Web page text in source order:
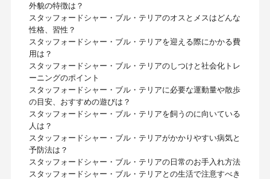
外貌の特徴は？
スタッフォードシャー・ブル・テリアのオスとメスはどんな
性格、習性？
スタッフォードシャー・ブル・テリアを迎える際にかかる費
用は？
スタッフォードシャー・ブル・テリアのしつけと社会化トレ
ーニングのポイント
スタッフォードシャー・ブル・テリアに必要な運動量や散歩
の目安、おすすめの遊びは？
スタッフォードシャー・ブル・テリアを飼うのに向いている
人は？
スタッフォードシャー・ブル・テリアがかかりやすい病気と
予防法は？
スタッフォードシャー・ブル・テリアの日常のお手入れ方法
スタッフォードシャー・ブル・テリアとの生活で注意すべき